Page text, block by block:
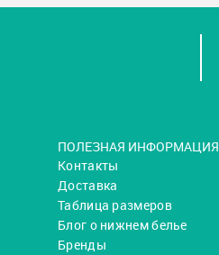
ПОЛЕЗНАЯ ИНФОРМАЦИЯ
Контакты
Доставка
Таблица размеров
Блог о нижнем белье
Бренды